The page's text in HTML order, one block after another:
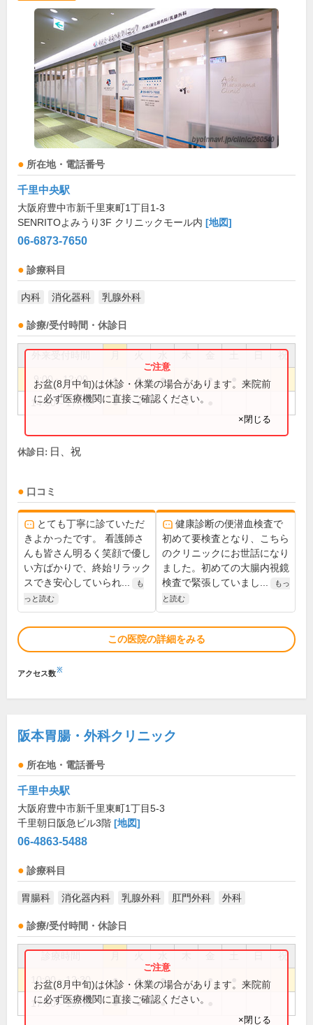
所在地・電話番号
千里中央駅
大阪府豊中市新千里東町1丁目1-3
SENRITOよみうり3F クリニックモール内 [地図]
06-6873-7650
診療科目
内科 消化器科 乳腺外科
診療/受付時間・休診日
祝
9:00～12:00 ● ● ● ● ●
14:00～17:00 ● ● ●
お盆(8月中旬)は休診・休業の場合があります。来院前
に必ず医療機関に直接ご確認ください。
×閉じる
休診日: 日、祝
口コミ
とても丁寧に診ていただ
きよかったです。 看護師さ
んも皆さん明るく笑顔で優し
い方ばかりで、終始リラック
スでき安心していられ...
も
っと読む
健康診断の便潜血検査で
初めて要検査となり、こちら
のクリニックにお世話になり
ました。初めての大腸内視鏡
検査で緊張していまし...
もっ
と読む
この医院の詳細をみる
アクセス数※
阪本胃腸・外科クリニック
所在地・電話番号
千里中央駅
大阪府豊中市新千里東町1丁目5-3
千里朝日阪急ビル3階 [地図]
06-4863-5488
診療科目
胃腸科 消化器内科 乳腺外科 肛門外科 外科
診療/受付時間・休診日
祝
10:00～12:30 ● ● ● ●
17:00～19:00 ● ● ●
お盆(8月中旬)は休診・休業の場合があります。来院前
に必ず医療機関に直接ご確認ください。
×閉じる